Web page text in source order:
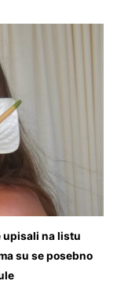
upisali na listu
su se posebno